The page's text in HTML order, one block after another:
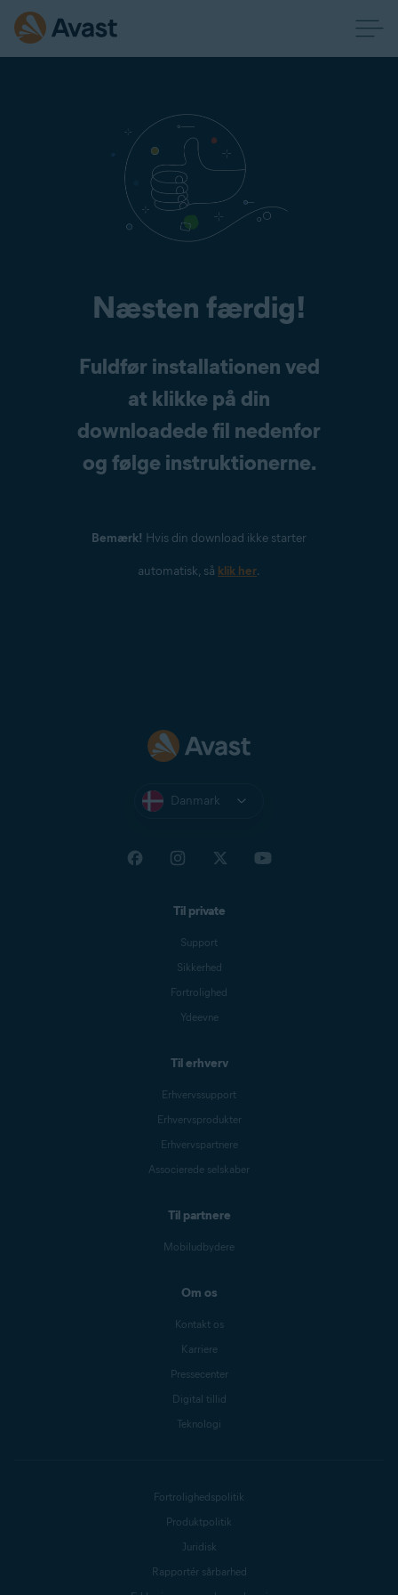
Næsten færdig!
Fuldfør installationen ved
at klikke på din
downloadede fil nedenfor
og følge instruktionerne.
Bemærk! Hvis din download ikke starter
automatisk, så klik her.
Danmark
Til private
Support
Sikkerhed
Fortrolighed
Ydeevne
Til erhverv
Erhvervssupport
Erhvervsprodukter
Erhvervspartnere
Associerede selskaber
Til partnere
Mobiludbydere
Om os
Kontakt os
Karriere
Pressecenter
Digital tillid
Teknologi
Fortrolighedspolitik
Produktpolitik
Juridisk
Rapportér sårbarhed